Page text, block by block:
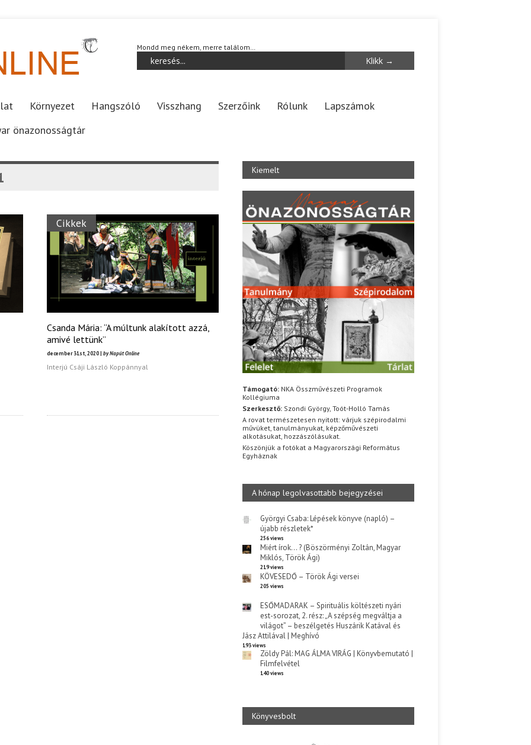
Mondd meg nékem, merre találom…
Környezet Hangszóló Visszhang Szerzőink Rólunk
Lapszámok
önazonosságtár
Cikkek
Csanda Mária: “A múltunk alakított azzá,
amivé lettünk”
december 31st, 2020 | by Napút Online
Interjú Csáji László Koppánnyal
Kiemelt
Támogató: NKA Összművészeti Programok
Kollégiuma
Szerkesztő: Szondi György, Toót-Holló Tamás
A rovat természetesen nyitott: várjuk szépirodalmi
művüket, tanulmányukat, képzőművészeti
alkotásukat, hozzászólásukat.
Köszönjük a fotókat a Magyarországi Református
Egyháznak
A hónap legolvasottabb bejegyzései
Györgyi Csaba: Lépések könyve (napló) –
újabb részletek*
256 views
Miért írok… ? (Böszörményi Zoltán, Magyar
Miklós, Török Ági)
219 views
KÖVESEDŐ – Török Ági versei
205 views
ESŐMADARAK – Spirituális költészeti nyári
est-sorozat, 2. rész: „A szépség megváltja a
világot” – beszélgetés Huszárik Katával és
Jász Attilával | Meghívó
193 views
Zöldy Pál: MAG ÁLMA VIRÁG | Könyvbemutató |
Filmfelvétel
140 views
Könyvesbolt